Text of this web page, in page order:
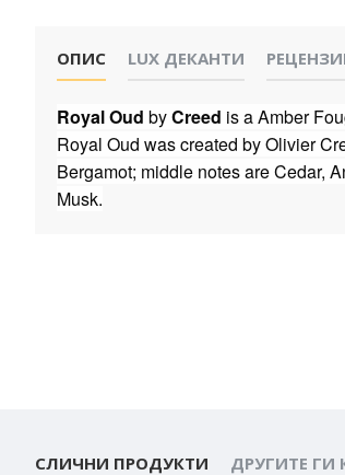
ОПИС LUX ДЕКАНТИ
Royal Oud byCreed is a Amber
Royal Oud was created by Olivier
Bergamot; middle notes are Cedar,
Musk.
СЛИЧНИ ПРОДУКТИ ДРУГИТЕ ГИ